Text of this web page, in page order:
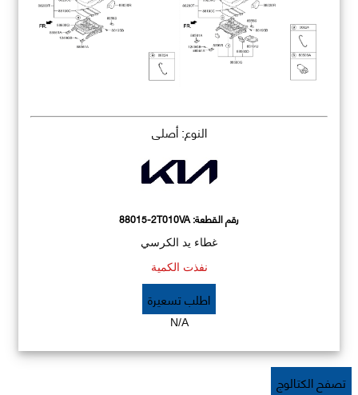
النوع: أصلي
رقم القطعة:88015-2T010VA
غطاء يد الكرسي
نفذت الكمية
اطلب تسعيرة
N/A
تصفح الكتالوج